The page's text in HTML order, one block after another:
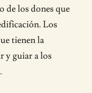
de los dones que
Los
tienen la
y guiar a los